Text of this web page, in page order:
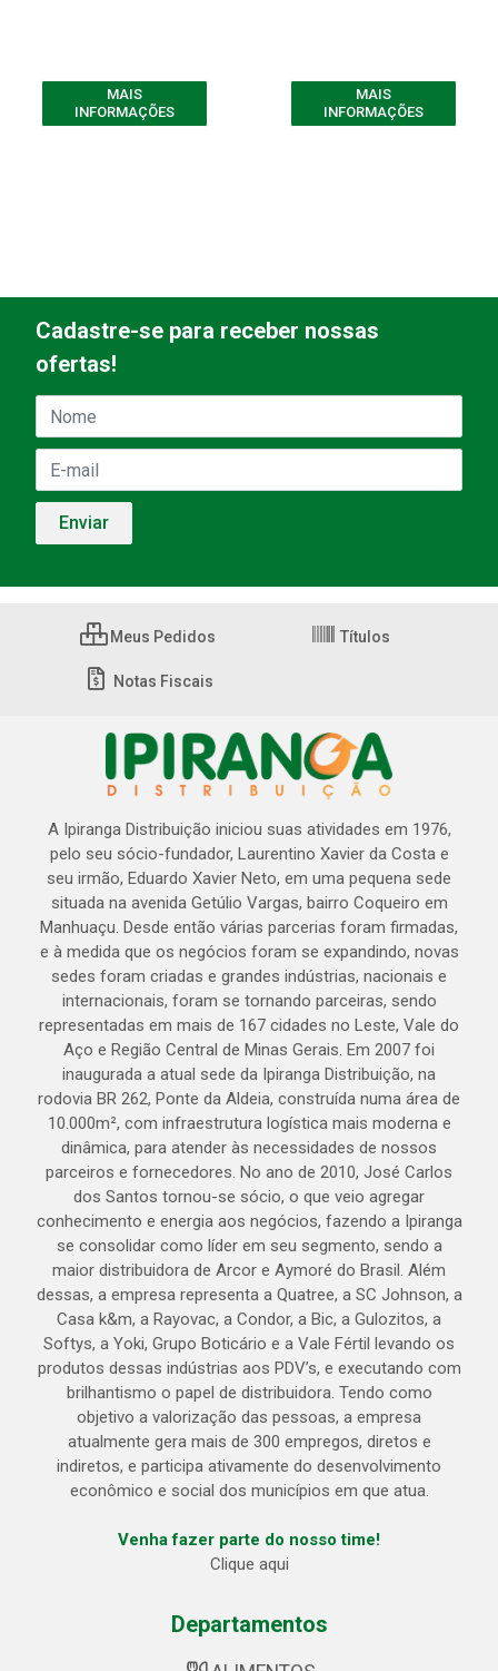
MAIS
INFORMAÇÕES
MAIS
INFORMAÇÕES
Cadastre-se para receber nossas
ofertas!
Meus Pedidos Títulos
Notas Fiscais
A Ipiranga Distribuição iniciou suas atividades em 1976,
pelo seu sócio-fundador, Laurentino Xavier da Costa e
seu irmão, Eduardo Xavier Neto, em uma pequena sede
situada na avenida Getúlio Vargas, bairro Coqueiro em
Manhuaçu. Desde então várias parcerias foram firmadas,
e à medida que os negócios foram se expandindo, novas
sedes foram criadas e grandes indústrias, nacionais e
internacionais, foram se tornando parceiras, sendo
representadas em mais de 167 cidades no Leste, Vale do
Aço e Região Central de Minas Gerais. Em 2007 foi
inaugurada a atual sede da Ipiranga Distribuição, na
rodovia BR 262, Ponte da Aldeia, construída numa área de
10.000m², com infraestrutura logística mais moderna e
dinâmica, para atender às necessidades de nossos
parceiros e fornecedores. No ano de 2010, José Carlos
dos Santos tornou-se sócio, o que veio agregar
conhecimento e energia aos negócios, fazendo a Ipiranga
se consolidar como líder em seu segmento, sendo a
maior distribuidora de Arcor e Aymoré do Brasil. Além
dessas, a empresa representa a Quatree, a SC Johnson, a
Casa k&m, a Rayovac, a Condor, a Bic, a Gulozitos, a
Softys, a Yoki, Grupo Boticário e a Vale Fértil levando os
produtos dessas indústrias aos PDV’s, e executando com
brilhantismo o papel de distribuidora. Tendo como
objetivo a valorização das pessoas, a empresa
atualmente gera mais de 300 empregos, diretos e
indiretos, e participa ativamente do desenvolvimento
econômico e social dos municípios em que atua.
Venha fazer parte do nosso time!
Clique aqui
Departamentos